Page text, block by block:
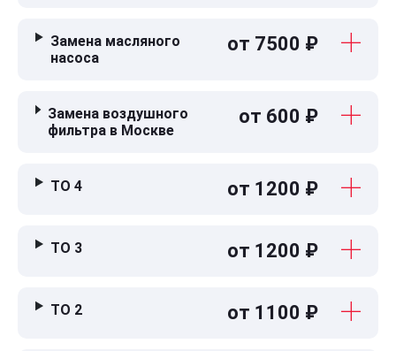
Замена масляного
насоса
от 7500 ₽
Замена воздушного
фильтра в Москве
от 600 ₽
ТО 4 от 1200 ₽
ТО 3 от 1200 ₽
ТО 2 от 1100 ₽